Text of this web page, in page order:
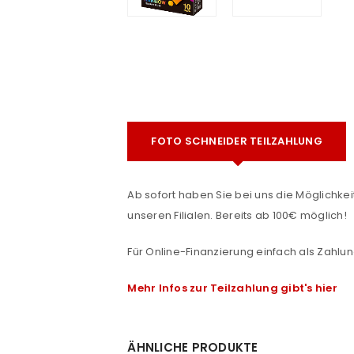
ANMELDEN
FOTO SCHNEIDER TEILZAHLUNG
Ab sofort haben Sie bei uns die
unseren Filialen. Bereits ab 100€ möglich!
Für Online-Finanzierung einfach als
Mehr Infos zur Teilzahlung gibt's hier
ÄHNLICHE PRODUKTE